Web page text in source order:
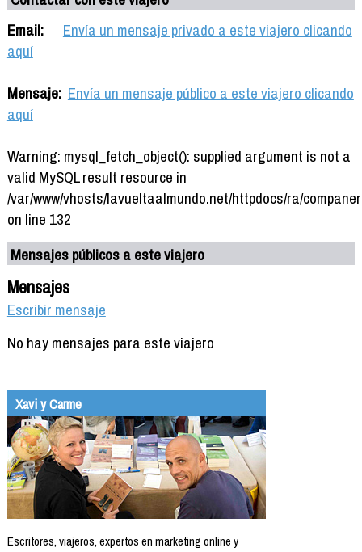
Email:
Envía un mensaje privado a este viajero clicando
aquí
Mensaje: Envía un mensaje público a este viajero clicando
aquí
Warning: mysql_fetch_object(): supplied argument is not a
valid MySQL result resource in
/var/www/vhosts/lavueltaalmundo.net/httpdocs/ra/
on line 132
Mensajes públicos a este viajero
Mensajes
Escribir mensaje
No hay mensajes para este viajero
Xavi y Carme
Escritores, viajeros, expertos en marketing online y